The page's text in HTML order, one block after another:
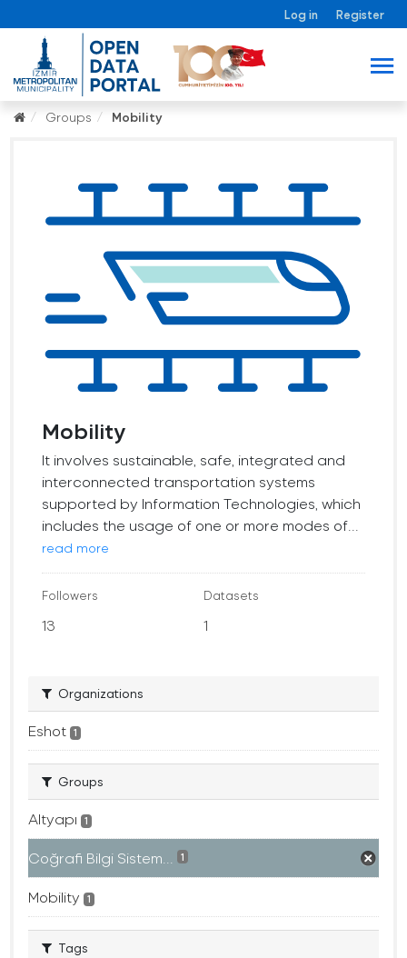
Log in Register
Groups Mobility
Mobility
It involves sustainable, safe, integrated and
interconnected transportation systems
supported by Information Technologies, which
includes the usage of one or more modes of...
read more
Followers
13
Datasets
1
Organizations
Eshot 1
Groups
Altyapı 1
Coğrafi Bilgi Sistem... 1
Mobility 1
Tags